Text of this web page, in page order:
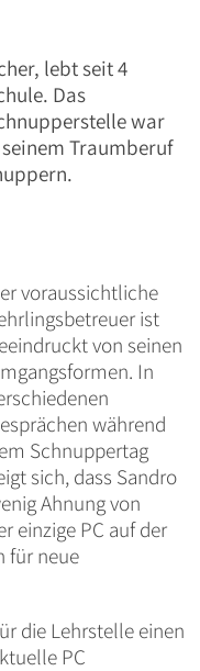
lebt seit 4
Das
war
Traumberuf
voraussichtliche
ist
von seinen
In
während
Schnuppertag
sich, dass Sandro
Ahnung von
einzige PC auf der
für neue
die Lehrstelle einen
PC